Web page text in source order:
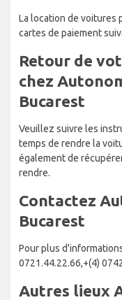
La location de voitures
cartes de paiement
Retour de
chez
Bucarest
Veuillez suivre les
temps de rendre la
également de
rendre.
Contactez
Bucarest
Pour plus
0721.44.22.66,+(4)
Autres lieux